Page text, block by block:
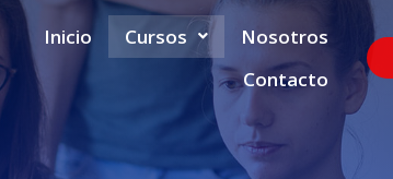
Inicio Cursos
Nosotros
Contacto